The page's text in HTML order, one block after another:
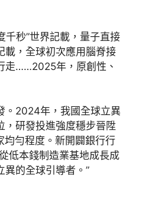
千秒”世界記載，量子直接
載，全球初次應用腦脊接
走……2025年，原創性、
。2024年，我國全球立異
，研發投進強度穩步晉陞
勻程度。新開闢銀行行
低本錢制造業基地成長成
異的全球引導者。”